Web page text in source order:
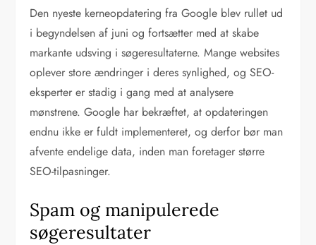
Den nyeste kerneopdatering fra Google blev rullet ud
i begyndelsen af juni og fortsætter med at skabe
markante udsving i søgeresultaterne. Mange websites
oplever store ændringer i deres synlighed, og SEO-
eksperter er stadig i gang med at analysere
mønstrene. Google har bekræftet, at opdateringen
endnu ikke er fuldt implementeret, og derfor bør man
afvente endelige data, inden man foretager større
SEO-tilpasninger.
Spam og manipulerede
søgeresultater